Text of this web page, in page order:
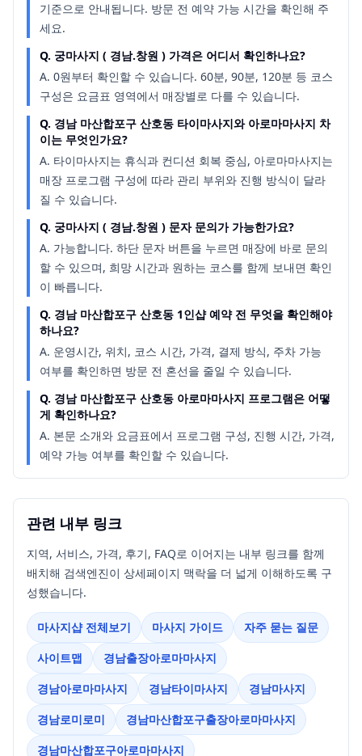
기준으로 안내됩니다. 방문 전 예약 가능 시간을 확인해 주
세요.
Q. 궁마사지 ( 경남.창원 ) 가격은 어디서 확인하나요?
A. 0원부터 확인할 수 있습니다. 60분, 90분, 120분 등 코스
구성은 요금표 영역에서 매장별로 다를 수 있습니다.
Q. 경남 마산합포구 산호동 타이마사지와 아로마마사지 차
이는 무엇인가요?
A. 타이마사지는 휴식과 컨디션 회복 중심, 아로마마사지는
매장 프로그램 구성에 따라 관리 부위와 진행 방식이 달라
질 수 있습니다.
Q. 궁마사지 ( 경남.창원 ) 문자 문의가 가능한가요?
A. 가능합니다. 하단 문자 버튼을 누르면 매장에 바로 문의
할 수 있으며, 희망 시간과 원하는 코스를 함께 보내면 확인
이 빠릅니다.
Q. 경남 마산합포구 산호동 1인샵 예약 전 무엇을 확인해야
하나요?
A. 운영시간, 위치, 코스 시간, 가격, 결제 방식, 주차 가능
여부를 확인하면 방문 전 혼선을 줄일 수 있습니다.
Q. 경남 마산합포구 산호동 아로마마사지 프로그램은 어떻
게 확인하나요?
A. 본문 소개와 요금표에서 프로그램 구성, 진행 시간, 가격,
예약 가능 여부를 확인할 수 있습니다.
관련 내부 링크
지역, 서비스, 가격, 후기, FAQ로 이어지는 내부 링크를 함께
배치해 검색엔진이 상세페이지 맥락을 더 넓게 이해하도록 구
성했습니다.
마사지샵 전체보기 마사지 가이드
자주 묻는 질문
사이트맵
경남출장아로마마사지
경남아로마마사지
경남타이마사지
경남마사지
경남로미로미
경남마산합포구출장아로마마사지
경남마산합포구아로마마사지